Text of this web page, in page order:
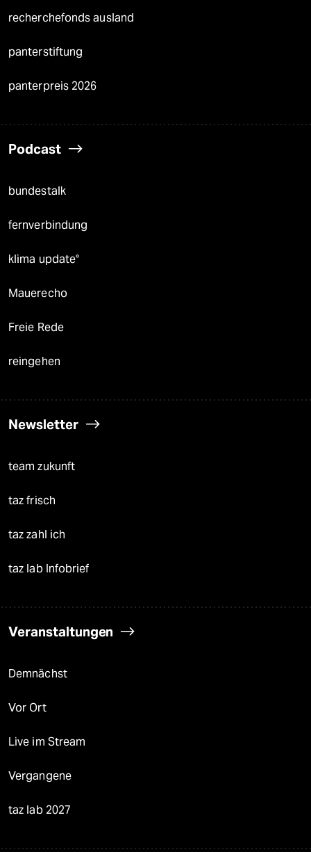
recherchefonds ausland
panterstiftung
panterpreis 2026
Podcast
bundestalk
fernverbindung
klima update°
Mauerecho
Freie Rede
reingehen
Newsletter
team zukunft
taz frisch
taz zahl ich
taz lab Infobrief
Veranstaltungen
Demnächst
Vor Ort
Live im Stream
Vergangene
taz lab 2027